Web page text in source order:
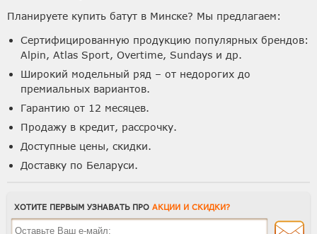
Планируете купить батут в Минске? Мы предлагаем:
Сертифицированную продукцию популярных брендов:
Alpin, Atlas Sport, Overtime, Sundays и др.
Широкий модельный ряд – от недорогих до
премиальных вариантов.
Гарантию от 12 месяцев.
Продажу в кредит, рассрочку.
Доступные цены, скидки.
Доставку по Беларуси.
ХОТИТЕ ПЕРВЫМ УЗНАВАТЬ ПРО АКЦИИ И СКИДКИ?